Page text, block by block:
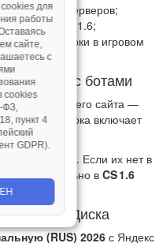
найденных серверов;
версией CS 1.6;
ремонта сборки в игровом
(RUS) с ботами
можно с нашего сайта —
что сборка включает
для CS 1.6. Если их нет в
самостоятельно в CS 1.6
2026
с Яндекс Диска
(RUS) 2026 с Яндекс
для
работы
сайте,
с
cookies
пункт 4
GDPR).